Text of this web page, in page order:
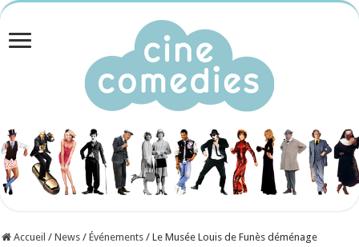
Accueil / News / Événements / Le Musée Louis de Funès déménage